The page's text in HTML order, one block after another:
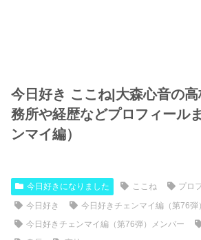
今日好き ここね|大森心音の
務所や経歴などプロフィール
ンマイ編）
今日好きになりました ここね プロ
今日好き
今日好きチェンマイ編（第76弾）
今日好きチェンマイ編（第76弾）メンバー